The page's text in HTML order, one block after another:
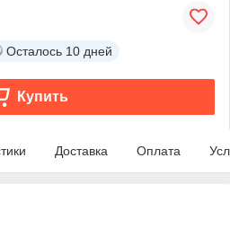
Осталось 10 дней
Купить
Доставка Оплата